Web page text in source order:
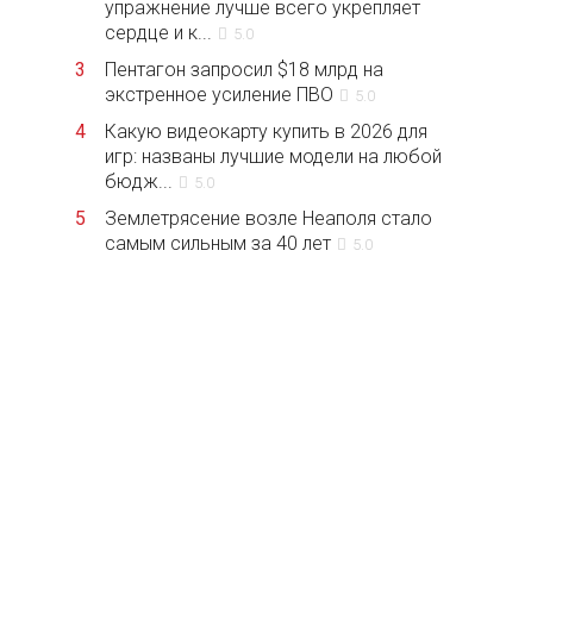
упражнение лучше всего укрепляет
сердце и к...
5.0
3
Пентагон запросил $18 млрд на
экстренное усиление ПВО
5.0
4
Какую видеокарту купить в 2026 для
игр: названы лучшие модели на любой
бюдж...
5.0
5
Землетрясение возле Неаполя стало
самым сильным за 40 лет
5.0